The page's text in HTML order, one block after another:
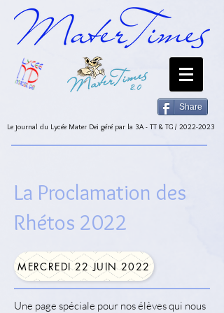
Share
Le journal du Lycée Mater Dei géré par la 3A - TT & TG / 2022-2023
La Proclamation des
Rhétos 2022
MERCREDI 22 JUIN 2022
Une page spéciale pour nos élèves qui nous